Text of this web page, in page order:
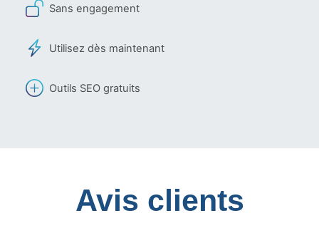
Sans engagement
Utilisez dès maintenant
Outils SEO gratuits
Avis clients